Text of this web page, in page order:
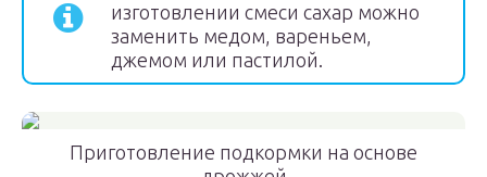
изготовлении смеси сахар можно
заменить медом, вареньем,
джемом или пастилой.
Приготовление подкормки на основе